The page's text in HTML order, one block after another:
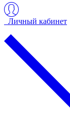
Личный кабинет